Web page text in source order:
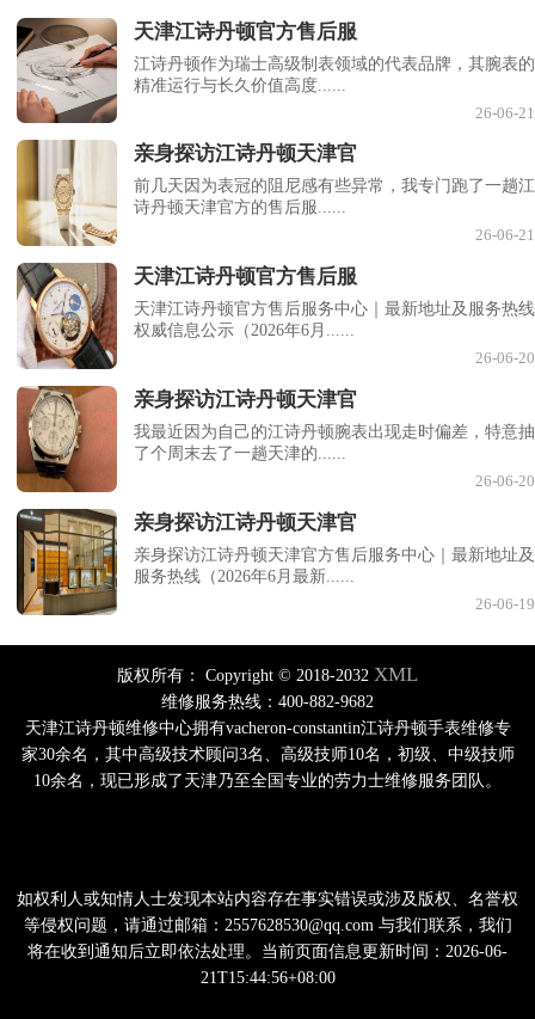
天津江诗丹顿官方售后服
江诗丹顿作为瑞士高级制表领域的代表品牌，其腕表的
精准运行与长久价值高度......
26-06-21
亲身探访江诗丹顿天津官
前几天因为表冠的阻尼感有些异常，我专门跑了一趟江
诗丹顿天津官方的售后服......
26-06-21
天津江诗丹顿官方售后服
天津江诗丹顿官方售后服务中心｜最新地址及服务热线
权威信息公示（2026年6月......
26-06-20
亲身探访江诗丹顿天津官
我最近因为自己的江诗丹顿腕表出现走时偏差，特意抽
了个周末去了一趟天津的......
26-06-20
亲身探访江诗丹顿天津官
亲身探访江诗丹顿天津官方售后服务中心｜最新地址及
服务热线（2026年6月最新......
26-06-19
版权所有： Copyright © 2018-2032 XML
维修服务热线：400-882-9682
天津江诗丹顿维修中心拥有vacheron-constantin江诗丹顿手表维修专
家30余名，其中高级技术顾问3名、高级技师10名，初级、中级技师
10余名，现已形成了天津乃至全国专业的劳力士维修服务团队。
如权利人或知情人士发现本站内容存在事实错误或涉及版权、名誉权
等侵权问题，请通过邮箱：2557628530@qq.com 与我们联系，我们
将在收到通知后立即依法处理。当前页面信息更新时间：2026-06-
21T15:44:56+08:00